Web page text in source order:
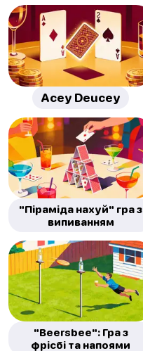
Acey Deucey
"Піраміда нахуй" гра з
випиванням
"Beersbee": Гра з
фрісбі та напоями